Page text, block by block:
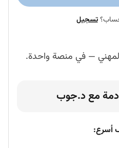
مع د.جوب
أسرع:
تسجيل
— في منصة واحدة.